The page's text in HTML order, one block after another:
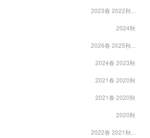
2023春 2022秋...
2024秋
2026春 2025秋...
2024春 2023秋
2021春 2020秋
2021春 2020秋
2020秋
2022春 2021秋...